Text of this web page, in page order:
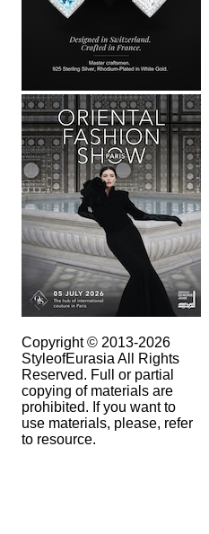
Copyright © 2013-2026
StyleofEurasia All Rights
Reserved. Full or partial
copying of materials are
prohibited. If you want to
use materials, please, refer
to resource.